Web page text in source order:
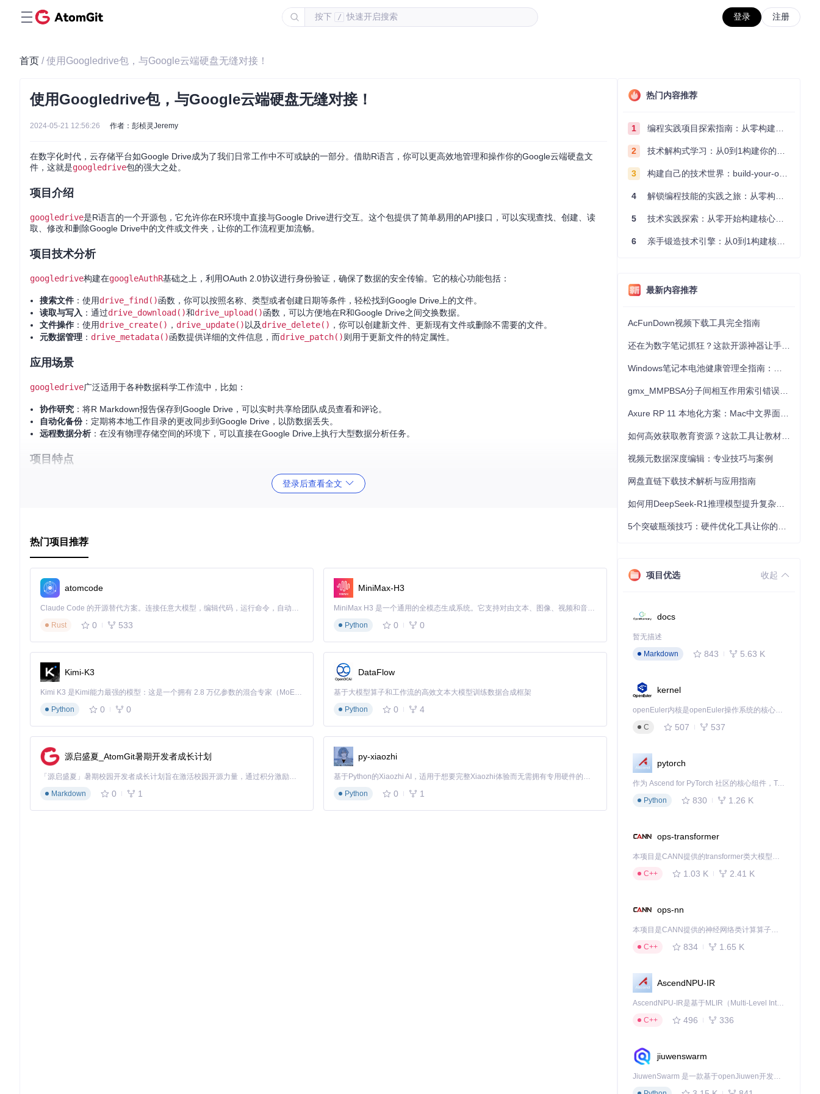
按下 / 快速开启搜索 登录 注册
首页 / 使用Googledrive包，与Google云端硬盘无缝对接！
使用Googledrive包，与Google云端硬盘无缝对接！
2024-05-21 12:56:26 作者：彭桢灵Jeremy
在数字化时代，云存储平台如Google Drive成为了我们日常工作中不可或缺的一部分。借助R语言，你可以更高效地管理和操作你的Google云端硬盘文
件，这就是googledrive包的强大之处。
项目介绍
googledrive是R语言的一个开源包，它允许你在R环境中直接与Google Drive进行交互。这个包提供了简单易用的API接口，可以实现查找、创建、读
取、修改和删除Google Drive中的文件或文件夹，让你的工作流程更加流畅。
项目技术分析
googledrive构建在googleAuthR基础之上，利用OAuth 2.0协议进行身份验证，确保了数据的安全传输。它的核心功能包括：
搜索文件 ：使用drive_find()函数，你可以按照名称、类型或者创建日期等条件，轻松找到Google Drive上的文件。
读取与写入 ：通过drive_download()和drive_upload()函数，可以方便地在R和Google Drive之间交换数据。
文件操作 ：使用drive_create() ， drive_update() 以及drive_delete() ，你可以创建新文件、更新现有文件或删除不需要的文件。
元数据管理 ： drive_metadata()函数提供详细的文件信息，而drive_patch()则用于更新文件的特定属性。
应用场景
googledrive广泛适用于各种数据科学工作流中，比如：
协作研究 ：将R Markdown报告保存到Google Drive，可以实时共享给团队成员查看和评论。
自动化备份：定期将本地工作目录的更改同步到Google Drive，以防数据丢失。
远程数据分析：在没有物理存储空间的环境下，可以直接在Google Drive上执行大型数据分析任务。
项目特点
遵循tidyverse的设计哲学，使得操作逻辑清晰且符合R用户的习惯。
要开始使用googledrive
登录后查看全文
热门项目推荐
atomcode
Claude Code 的开源替代方案。连接任意大模型，编辑代码，运行命令，自动验证 — 全自动执行。用 Rust 构建，极致性能。 ｜ An open-source alternative to Claude Code. Connect any LLM, edit code, run commands, and verify changes — autonomously. Built in Rust for speed. Get Started
Rust
0 533
MiniMax-H3
MiniMax H3 是一个通用的全模态生成系统。它支持对由文本、图像、视频和音频组成的多模态上下文进行统一理解，并能生成分辨率高达 2K、时长可达 15 秒的带原生立体声音频的视频。得益于面向任务泛化的系统设计，H3 在预训练阶段就已具备广泛的多模态上下文理解与生成能力，能够出色地执行复杂的多模态指令。
Python
0 0
Kimi-K3
Kimi K3 是Kimi能力最强的模型：这是一个拥有 2.8 万亿参数的混合专家（MoE）模型，具备原生视觉理解能力，并支持 100 万 token 的上下文窗口。
Python
0 0
DataFlow
基于大模型算子和工作流的高效文本大模型训练数据合成框架
Python
0 4
源启盛夏_AtomGit暑期开发者成长计划
「源启盛夏」暑期校园开发者成长计划旨在激活校园开源力量，通过积分激励、认证扶持、资源倾斜等形式，引导高校组织和开发者完成「入驻 — 建项目 — 做贡献 — 获认证 — 得资源」的完整闭环。无论你是想带领社团入驻平台的组织者，还是希望用代码贡献证明自己的开发者，都能在这里找到属于你的成长路径。
Markdown
0 1
py-xiaozhi
基于Python的Xiaozhi AI，适用于想要完整Xiaozhi体验而无需拥有专用硬件的用户。
Python
0 1
热门内容推荐
1 编程实践项目探索指南：从零构建技术能力体系
2 技术解构式学习：从0到1构建你的编程知识体系
3 构建自己的技术世界：build-your-own-x项目的实践探索指南
4 解锁编程技能的实践之旅：从零构建你的技术世界
5 技术实践探索：从零开始构建核心系统的实践指南
6 亲手锻造技术引擎：从0到1构建核心系统的实践指南
最新内容推荐
AcFunDown视频下载工具完全指南
视频元数据深度编辑：专业技巧与案例
网盘直链下载技术解析与应用指南
项目优选 收起
docs
暂无描述
Markdown
843 5.63 K
kernel
openEuler内核是openEuler操作系统的核心，既是系统性能与稳定性的基石，也是连接处理器、设备与服务的桥梁。
C
507 537
pytorch
作为 Ascend for PyTorch 社区的核心组件，TorchNPU 是昇腾专为 PyTorch 打造的深度学习适配插件，使 PyTorch 框架能够直接调用昇腾 NPU，为开发者提供昇腾 AI 处理器的超强算力。
Python
830 1.26 K
ops-transformer
本项目是CANN提供的transformer类大模型算子库，实现网络在NPU上加速计算。
C++
1.03 K 2.41 K
ops-nn
本项目是CANN提供的神经网络类计算算子库，实现网络在NPU上加速计算。
C++
834 1.65 K
AscendNPU-IR
AscendNPU-IR是基于MLIR（Multi-Level Intermediate Representation）构建的，面向昇腾亲和算子编译时使用的中间表示，提供昇腾完备表达能力，通过编译优化提升昇腾AI处理器计算效率，支持通过生态框架使能昇腾AI处理器与深度调优
C++
496 336
jiuwenswarm
JiuwenSwarm 是一款基于openJiuwen开发的智能AI Agent，它能够将大语言模型的强大能力，通过你日常使用的各类通讯应用，直接延伸至你的指尖。